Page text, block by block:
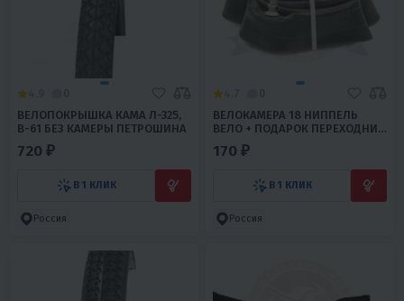
ВЕЛОПОКРЫШКА КАМА Л-325,
В-61 БЕЗ КАМЕРЫ ПЕТРОШИНА
720 ₽
В 1 КЛИК
Россия
ВЕЛОКАМЕРА 18 НИППЕЛЬ
ВЕЛО + ПОДАРОК ПЕРЕХОДНИК
АВТО (CN)
170 ₽
В 1 КЛИК
Россия